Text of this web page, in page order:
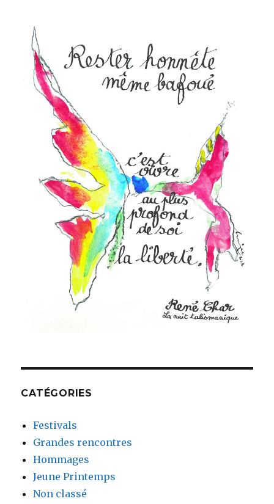
CATÉGORIES
Festivals
Grandes rencontres
Hommages
Jeune Printemps
Non classé